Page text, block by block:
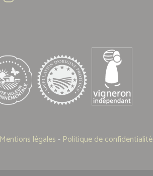
Mentions légales- Politique de confidentialité